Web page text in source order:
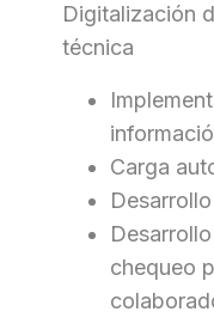
Digitalización
técnica
Carga
chequeo